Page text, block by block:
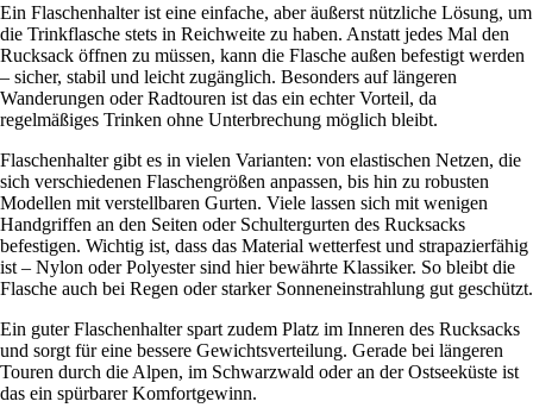
Ein Flaschenhalter ist eine einfache, aber äußerst nützliche Lösung, um
die Trinkflasche stets in Reichweite zu haben. Anstatt jedes Mal den
Rucksack öffnen zu müssen, kann die Flasche außen befestigt werden
– sicher, stabil und leicht zugänglich. Besonders auf längeren
Wanderungen oder Radtouren ist das ein echter Vorteil, da
regelmäßiges Trinken ohne Unterbrechung möglich bleibt.
Flaschenhalter gibt es in vielen Varianten: von elastischen Netzen, die
sich verschiedenen Flaschengrößen anpassen, bis hin zu robusten
Modellen mit verstellbaren Gurten. Viele lassen sich mit wenigen
Handgriffen an den Seiten oder Schultergurten des Rucksacks
befestigen. Wichtig ist, dass das Material wetterfest und strapazierfähig
ist – Nylon oder Polyester sind hier bewährte Klassiker. So bleibt die
Flasche auch bei Regen oder starker Sonneneinstrahlung gut geschützt.
Ein guter Flaschenhalter spart zudem Platz im Inneren des Rucksacks
und sorgt für eine bessere Gewichtsverteilung. Gerade bei längeren
Touren durch die Alpen, im Schwarzwald oder an der Ostseeküste ist
das ein spürbarer Komfortgewinn.